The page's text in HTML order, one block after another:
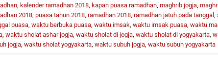
, kalender ramadhan 2018, kapan puasa ramadhan, maghrib jogja,
2018, puasa tahun 2018, ramadhan 2018, ramadhan jatuh pada tanggal ,
puasa, waktu berbuka puasa, waktu imsak, waktu imsak puasa, waktu
, waktu sholat ashar jogja, waktu sholat di jogja, waktu sholat di yogyakarta,
jogja, waktu sholat yogyakarta, waktu subuh jogja, waktu subuh yogyakarta